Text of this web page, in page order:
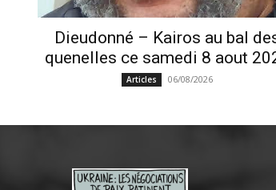
Dieudonné – Kairos au bal
quenelles ce samedi 8 aout
Articles 06/08/2026